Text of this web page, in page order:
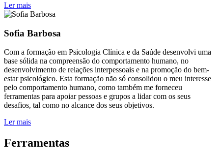
Ler mais
Sofia Barbosa
Com a formação em Psicologia Clínica e da Saúde desenvolvi uma
base sólida na compreensão do comportamento humano, no
desenvolvimento de relações interpessoais e na promoção do bem-
estar psicológico. Esta formação não só consolidou o meu interesse
pelo comportamento humano, como também me forneceu
ferramentas para apoiar pessoas e grupos a lidar com os seus
desafios, tal como no alcance dos seus objetivos.
Ler mais
Ferramentas